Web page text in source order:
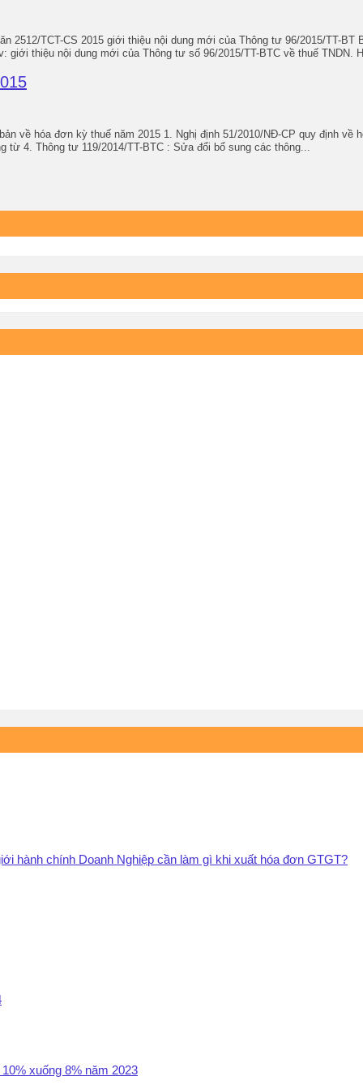
2512/TCT-CS 2015 giới thiệu nội dung mới của Thông tư 96/2015/TT-
thiệu nội dung mới của Thông tư số 96/2015/TT-BTC về thuế TNDN.
về hóa đơn kỳ thuế năm 2015 1. Nghị định 51/2010/NĐ-CP quy định
4. Thông tư 119/2014/TT-BTC : Sửa đổi bổ sung các thông...
hành chính Doanh Nghiệp cần làm gì khi xuất hóa đơn GTGT?
xuống 8% năm 2023